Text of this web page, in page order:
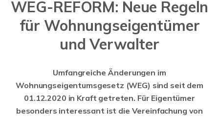
WEG-REFORM: Neue Regeln
für Wohnungseigentümer
und Verwalter
Umfangreiche Änderungen im
Wohnungseigentumsgesetz (WEG) sind seit dem
01.12.2020 in Kraft getreten. Für Eigentümer
besonders interessant ist die Vereinfachung von